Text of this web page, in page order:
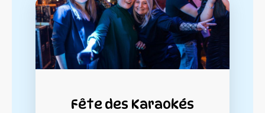
Fête des Karaokés